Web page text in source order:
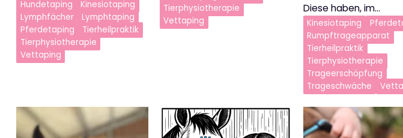
Hundetaping
Kinesiotaping
Lymphfächer
Lymphtaping
Pferdetaping
Tierheilpraktik
Tierphysiotherapie
Vettaping
Tierphysiotherapie
Vettaping
Diese haben, im…
Kinesiotaping
Rumpftrageapparat
Tierheilpraktik
Tierphysiotherapie
Trageerschöpfung
Trageschwäche